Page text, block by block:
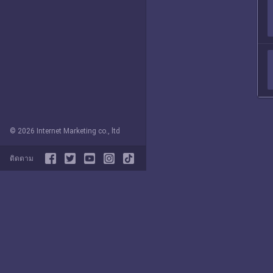
© 2026 Internet Marketing co., ltd
ติดตาม